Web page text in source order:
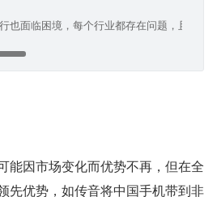
也面临困境，每个行业都存在问题，且作
能因市场变化而优势不再，但在全
先优势，如传音将中国手机带到非